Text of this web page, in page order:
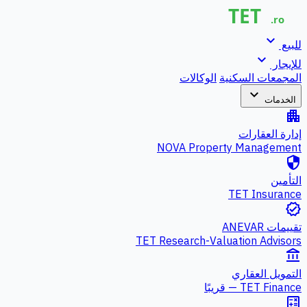
للبيع expand_more
للإيجار expand_more
المجمعات السكنية الوكالات
الخدمات expand_more
apartment
إدارة العقارات
NOVA Property Management
security
التأمين
TET Insurance
verified
تقييمات ANEVAR
TET Research-Valuation Advisors
account_balance
التمويل العقاري
TET Finance — قريبًا
calculate